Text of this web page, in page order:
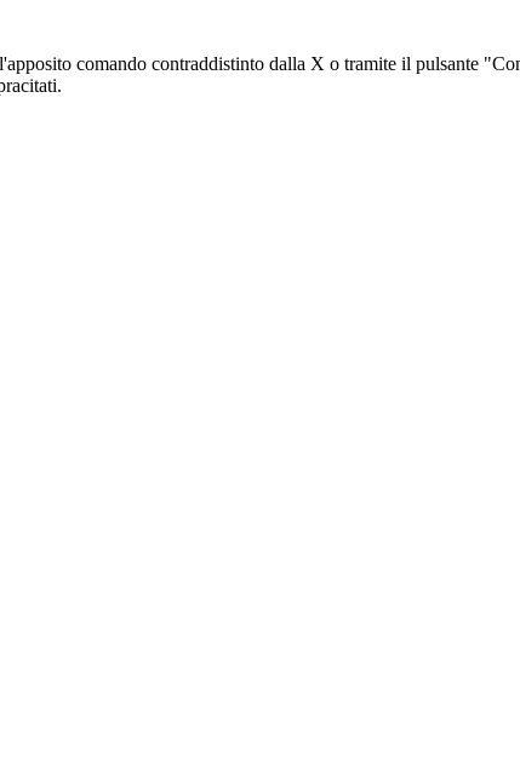
comando contraddistinto dalla X o tramite il pulsante